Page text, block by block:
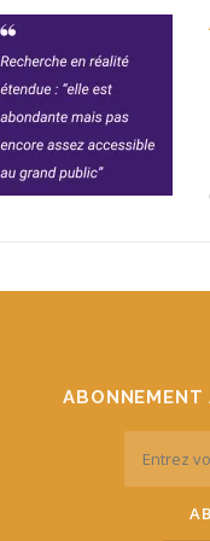
ABONNEMENT